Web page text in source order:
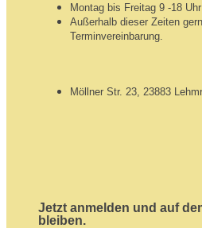
Montag bis Freitag 9 -18 Uhr
Außerhalb dieser Zeiten
Terminvereinbarung.
Möllner Str. 23, 23883
Jetzt anmelden und auf
bleiben.